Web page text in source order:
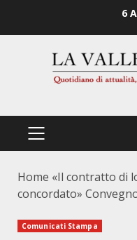
6
PRIMÄRES
Home «Il contratto di
concordato»
Comunicati Stampa